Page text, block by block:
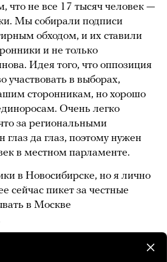
что не все 17 тысяч человек —
Мы собирали подписи
обходом, и их ставили
и не только
Идея того, что оппозиция
участвовать в выборах,
сторонникам, но хорошо
Очень легко
за региональными
да глаз, поэтому нужен
в местном парламенте.
в Новосибирске, но я лично
сейчас пикет за честные
в Москве
восстановить